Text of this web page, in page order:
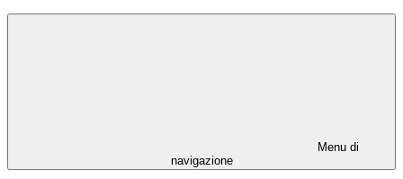
Menu di
navigazione